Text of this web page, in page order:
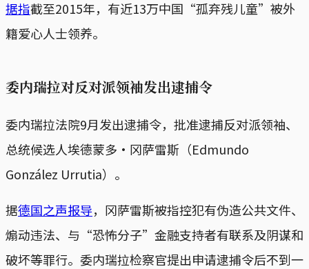
据指截至2015年，有近13万中国“孤弃残儿童”被外
籍爱心人士领养。
委内瑞拉对反对派领袖发出逮捕令
委内瑞拉法院9月发出逮捕令，批准逮捕反对派领袖、
总统候选人埃德蒙多·冈萨雷斯（Edmundo
González Urrutia）。
据德国之声报导，冈萨雷斯被指控犯有伪造公共文件、
煽动违法、与“恐怖分子”金融支持者有联系及阴谋和
破坏等罪行。委内瑞拉检察官提出申请逮捕令后不到一